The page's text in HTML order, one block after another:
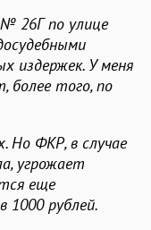
26Г по улице
издержек. У меня
более того, по
Но ФКР, в случае
угрожает
еще
1000 рублей.